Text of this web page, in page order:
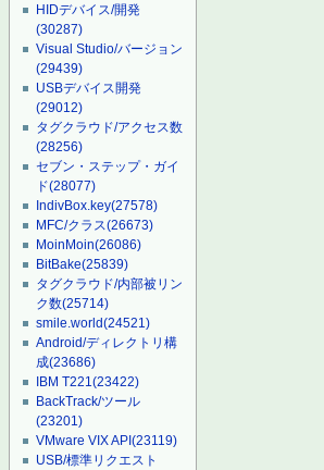
HIDデバイス/開発
(30287)
Visual Studio/バージョン
(29439)
USBデバイス開発
(29012)
タグクラウド/アクセス数
(28256)
セブン・ステップ・ガイ
ド(28077)
IndivBox.key(27578)
MFC/クラス(26673)
MoinMoin(26086)
BitBake(25839)
タグクラウド/内部被リン
ク数(25714)
smile.world(24521)
Android/ディレクトリ構
成(23686)
IBM T221(23422)
BackTrack/ツール
(23201)
VMware VIX API(23119)
USB/標準リクエスト